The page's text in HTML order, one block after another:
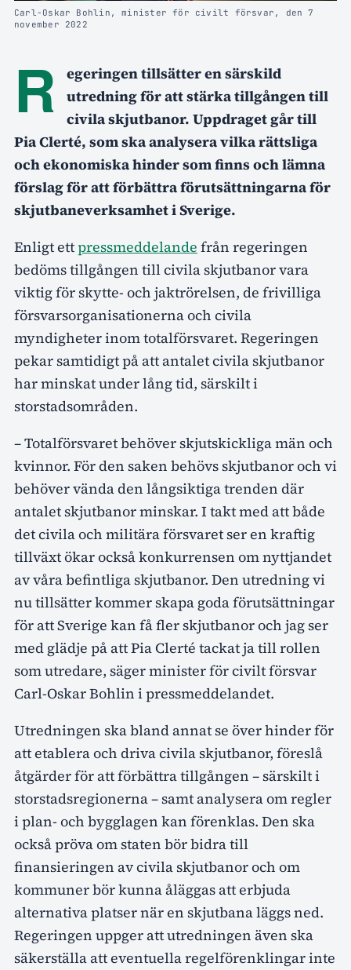
Carl-Oskar Bohlin, minister för civilt försvar, den 7
november 2022
R
egeringen tillsätter en särskild
utredning för att stärka tillgången till
civila skjutbanor. Uppdraget går till
Pia Clerté, som ska analysera vilka rättsliga
och ekonomiska hinder som finns och lämna
förslag för att förbättra förutsättningarna för
skjutbaneverksamhet i Sverige.
Enligt ettpressmeddelande från regeringen
bedöms tillgången till civila skjutbanor vara
viktig för skytte- och jaktrörelsen, de frivilliga
försvarsorganisationerna och civila
myndigheter inom totalförsvaret. Regeringen
pekar samtidigt på att antalet civila skjutbanor
har minskat under lång tid, särskilt i
storstadsområden.
– Totalförsvaret behöver skjutskickliga män och
kvinnor. För den saken behövs skjutbanor och vi
behöver vända den långsiktiga trenden där
antalet skjutbanor minskar. I takt med att både
det civila och militära försvaret ser en kraftig
tillväxt ökar också konkurrensen om nyttjandet
av våra befintliga skjutbanor. Den utredning vi
nu tillsätter kommer skapa goda förutsättningar
för att Sverige kan få fler skjutbanor och jag ser
med glädje på att Pia Clerté tackat ja till rollen
som utredare, säger minister för civilt försvar
Carl-Oskar Bohlin i pressmeddelandet.
Utredningen ska bland annat se över hinder för
att etablera och driva civila skjutbanor, föreslå
åtgärder för att förbättra tillgången – särskilt i
storstadsregionerna – samt analysera om regler
i plan- och bygglagen kan förenklas. Den ska
också pröva om staten bör bidra till
finansieringen av civila skjutbanor och om
kommuner bör kunna åläggas att erbjuda
alternativa platser när en skjutbana läggs ned.
Regeringen uppger att utredningen även ska
säkerställa att eventuella regelförenklingar inte